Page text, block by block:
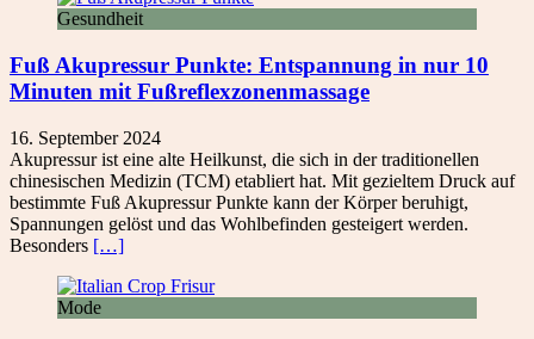
Gesundheit
Fuß Akupressur Punkte: Entspannung in nur 10
Minuten mit Fußreflexzonenmassage
16. September 2024
Akupressur ist eine alte Heilkunst, die sich in der traditionellen
chinesischen Medizin (TCM) etabliert hat. Mit gezieltem Druck auf
bestimmte Fuß Akupressur Punkte kann der Körper beruhigt,
Spannungen gelöst und das Wohlbefinden gesteigert werden.
Besonders […]
Mode